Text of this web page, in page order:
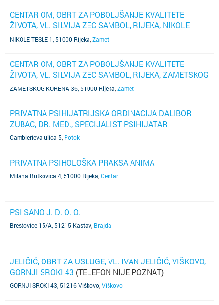
CENTAR OM, OBRT ZA POBOLJŠANJE KVALITETE
ŽIVOTA, VL. SILVIJA ZEC SAMBOL, RIJEKA, NIKOLE
TESLE 1
NIKOLE TESLE 1, 51000 Rijeka Zamet
CENTAR OM, OBRT ZA POBOLJŠANJE KVALITETE
ŽIVOTA, VL. SILVIJA ZEC SAMBOL, RIJEKA, ZAMETSKOG
KORENA 36
ZAMETSKOG KORENA 36, 51000 Rijeka Zamet
PRIVATNA PSIHIJATRIJSKA ORDINACIJA DALIBOR
ZUBAC, DR. MED., SPECIJALIST PSIHIJATAR
Cambierieva ulica 5 Potok
PRIVATNA PSIHOLOŠKA PRAKSA ANIMA
Milana Butkovića 4, 51000 Rijeka Centar
PSI SANO J. D. O. O.
Brestovice 15/A, 51215 Kastav Brajda
JELIČIĆ, OBRT ZA USLUGE, VL. IVAN JELIČIĆ, VIŠKOVO,
GORNJI SROKI 43 (TELEFON NIJE POZNAT)
GORNJI SROKI 43, 51216 Viškovo Viškovo